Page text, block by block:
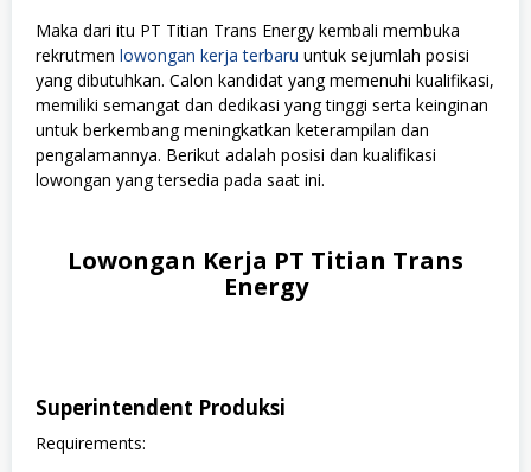
Maka dari itu PT Titian Trans Energy kembali membuka
rekrutmen lowongan kerja terbaru untuk sejumlah posisi
yang dibutuhkan. Calon kandidat yang memenuhi kualifikasi,
memiliki semangat dan dedikasi yang tinggi serta keinginan
untuk berkembang meningkatkan keterampilan dan
pengalamannya. Berikut adalah posisi dan kualifikasi
lowongan yang tersedia pada saat ini.
Lowongan Kerja PT Titian Trans
Energy
Superintendent Produksi
Requirements: